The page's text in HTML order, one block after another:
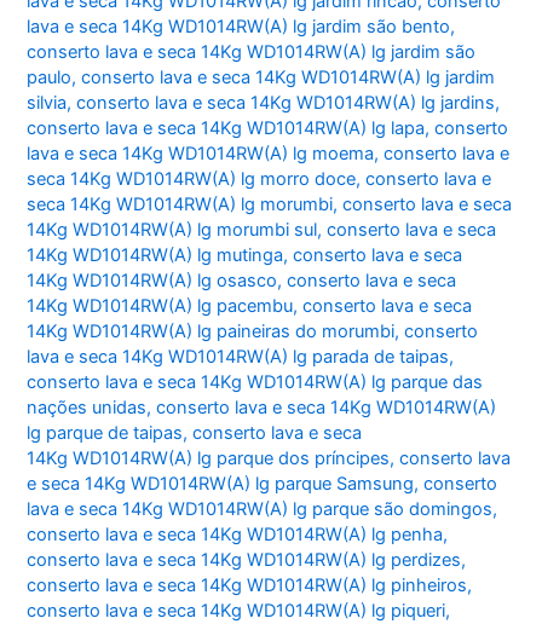
lava e seca 14Kg WD1014RW(A) lg jardim são bento,
conserto lava e seca 14Kg WD1014RW(A) lg jardim são
paulo,conserto lava e seca 14Kg WD1014RW(A) lg jardim
silvia,conserto lava e seca 14Kg WD1014RW(A) lg jardins,
conserto lava e seca 14Kg WD1014RW(A) lg lapa,conserto
lava e seca 14Kg WD1014RW(A) lg moema,conserto lava e
seca 14Kg WD1014RW(A) lg morro doce,conserto lava e
seca 14Kg WD1014RW(A) lg morumbi,conserto lava e seca
14Kg WD1014RW(A) lg morumbi sul,conserto lava e seca
14Kg WD1014RW(A) lg mutinga,conserto lava e seca
14Kg WD1014RW(A) lg osasco,conserto lava e seca
14Kg WD1014RW(A) lg pacembu,conserto lava e seca
14Kg WD1014RW(A) lg paineiras do morumbi,conserto
lava e seca 14Kg WD1014RW(A) lg parada de taipas,
conserto lava e seca 14Kg WD1014RW(A) lg parque das
nações unidas,conserto lava e seca 14Kg WD1014RW(A)
lg parque de taipas,conserto lava e seca
14Kg WD1014RW(A) lg parque dos príncipes,conserto lava
e seca 14Kg WD1014RW(A) lg parque Samsung,conserto
lava e seca 14Kg WD1014RW(A) lg parque são domingos,
conserto lava e seca 14Kg WD1014RW(A) lg penha,
conserto lava e seca 14Kg WD1014RW(A) lg perdizes,
conserto lava e seca 14Kg WD1014RW(A) lg pinheiros,
conserto lava e seca 14Kg WD1014RW(A) lg piqueri,